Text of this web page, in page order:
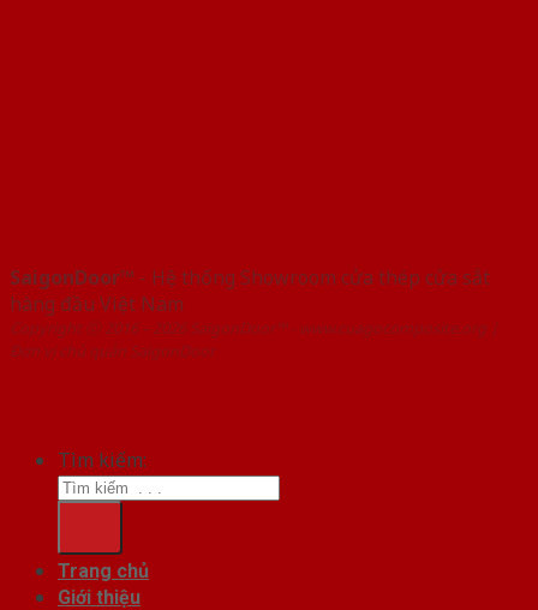
SaigonDoor™ - Hệ thống Showroom cửa thép cửa sắt
hàng đầu Việt Nam
Copyright ⓒ 2016 – 2026 SaigonDoor™ - www.cuagocomposite.org |
Đơn vị chủ quản SaigonDoor
Tìm kiếm:
Trang chủ
Giới thiệu